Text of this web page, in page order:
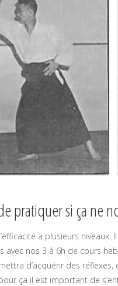
pratiquer si ça ne
a plusieurs
avec nos 3 à 6h de cours
d’acquérir des
ça il est important de